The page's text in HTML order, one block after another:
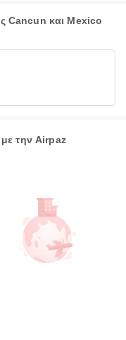
Cancun και Mexico
με την Airpaz